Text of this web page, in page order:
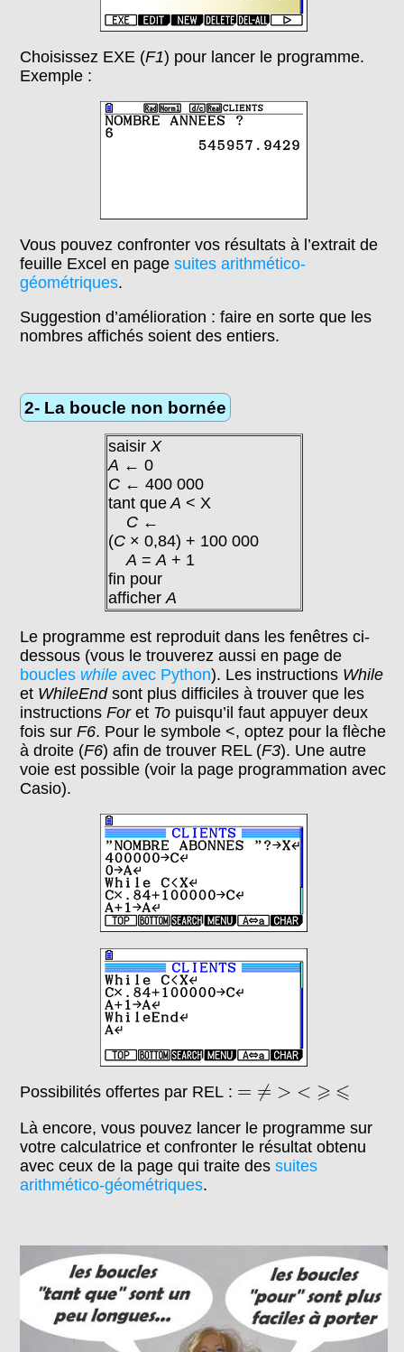
Choisissez EXE (F1) pour lancer le programme.
Exemple :
Vous pouvez confronter vos résultats à l’extrait de
feuille Excel en pagesuites arithmético-
géométriques.
Suggestion d’amélioration : faire en sorte que les
nombres affichés soient des entiers.
2- La boucle non bornée
saisirX
A ← 0
C ← 400 000
tant queA < X
C ←
(C × 0,84) + 100 000
A =A + 1
fin pour
afficherA
Le programme est reproduit dans les fenêtres ci-
dessous (vous le trouverez aussi en page de
boucles while avec Python). Les instructions While
et WhileEndsont plus difficiles à trouver que les
instructionsForet To puisqu’il faut appuyer deux
fois surF6. Pour le symbole <, optez pour la flèche
à droite (F6) afin de trouver REL (F3). Une autre
voie est possible (voir la page programmation avec
Casio).
Possibilités offertes par REL : = ≠ > < ⩾ ⩽
> <⩾ ⩽
Là encore, vous pouvez lancer le programme sur
votre calculatrice et confronter le résultat obtenu
avec ceux de la page qui traite dessuites
arithmético-géométriques.